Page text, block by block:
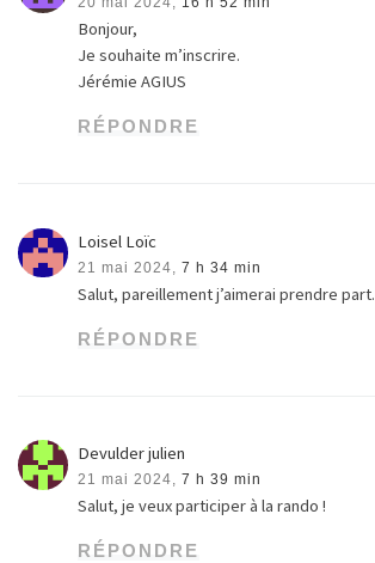
Bonjour,
Je souhaite m’inscrire.
Jérémie AGIUS
RÉPONDRE
Loisel Loïc
21 mai 2024, 7 h 34 min
Salut, pareillement j’aimerai prendre part.
RÉPONDRE
Devulder julien
21 mai 2024, 7 h 39 min
Salut, je veux participer à la rando !
RÉPONDRE